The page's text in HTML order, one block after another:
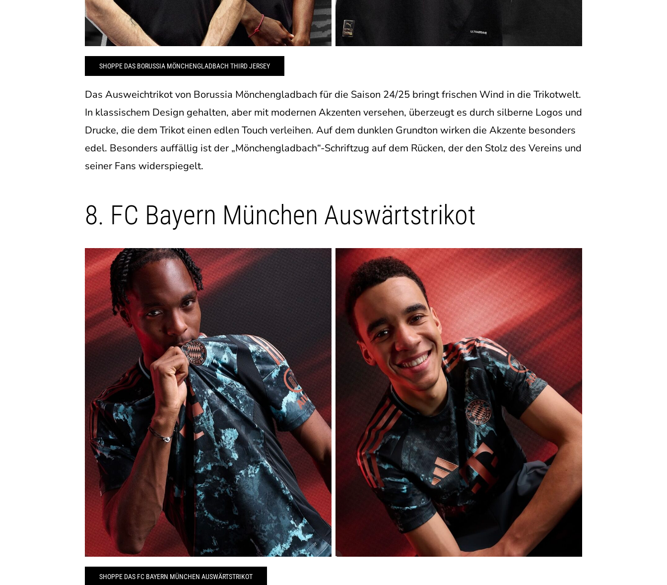
SHOPPE DAS BORUSSIA MÖNCHENGLADBACH THIRD JERSEY
Das Ausweichtrikot von Borussia Mönchengladbach für die Saison 24/25 bringt frischen Wind in die Trikotwelt.
In klassischem Design gehalten, aber mit modernen Akzenten versehen, überzeugt es durch silberne Logos und
Drucke, die dem Trikot einen edlen Touch verleihen. Auf dem dunklen Grundton wirken die Akzente besonders
edel. Besonders auffällig ist der „Mönchengladbach“-Schriftzug auf dem Rücken, der den Stolz des Vereins und
seiner Fans widerspiegelt.
8. FC Bayern München Auswärtstrikot
SHOPPE DAS FC BAYERN MÜNCHEN AUSWÄRTSTRIKOT